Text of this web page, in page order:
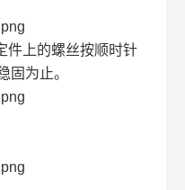
上的螺丝按顺时针
固为止。